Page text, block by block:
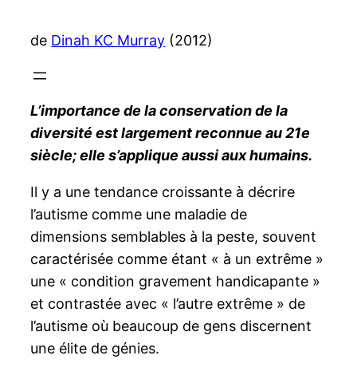
de Dinah KC Murray (2012)
L’importance de la conservation de la
diversité est largement reconnue au 21e
siècle; elle s’applique aussi aux humains.
Il y a une tendance croissante à décrire
l’autisme comme une maladie de
dimensions semblables à la peste, souvent
caractérisée comme étant « à un extrême »
une « condition gravement handicapante »
et contrastée avec « l’autre extrême » de
l’autisme où beaucoup de gens discernent
une élite de génies.